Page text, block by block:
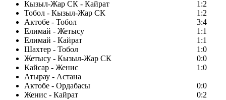
Кызыл-Жар СК - Кайрат
1:2
Тобол - Кызыл-Жар СК
1:2
Актобе - Тобол
3:4
Елимай - Жетысу
1:1
Елимай - Кайрат
1:1
Шахтер - Тобол
1:0
Жетысу - Кызыл-Жар СК
0:0
Кайсар - Женис
1:0
Атырау - Астана
Актобе - Ордабасы
0:0
Женис - Кайрат
0:2